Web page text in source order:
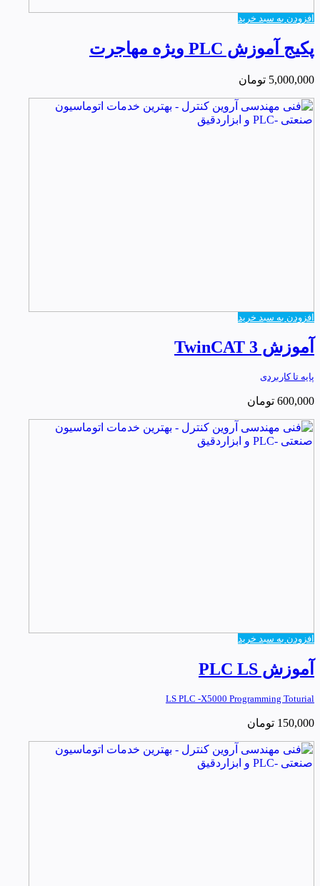
افزودن به سبد خرید
پکیج آموزش PLC ویژه مهاجرت
5,000,000 تومان
افزودن به سبد خرید
آموزش TwinCAT 3
پایه تا کاربردی
600,000 تومان
افزودن به سبد خرید
آموزش PLC LS
LS PLC -X5000 Programming Toturial
150,000 تومان